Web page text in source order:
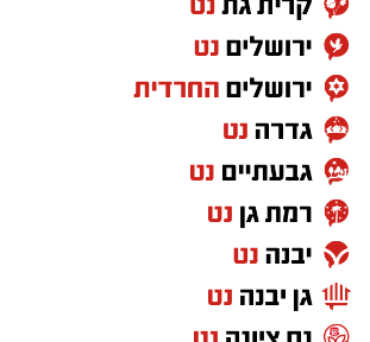
עד הזהבה ופריכות.
מכינים את המילוי: שמים בשתי
ממרח חלוה וממרח טחינה בטעם
סוכר. מזלפים קוביית וופל עם
וקובייה עם ממרח השוקולד,
כדור גלידת וניל וזילוף של
כדור הגלידה.
לימון)
קורט מלח
לקישוט
1 כוס שמנת מתוקה להקצפה
¼ כוס אבקת סוכר
כפית תמצית וניל
גרידת לימון וליים
אופן ההכנה
חממו תנור ל־180 מעלות.